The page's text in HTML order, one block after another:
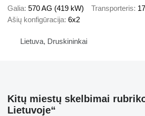
Galia 570 AG (419 kW) Transporteris
Ašių konfigūracija 6x2
Lietuva, Druskininkai
Kitų miestų skelbimai
Lietuvoje“